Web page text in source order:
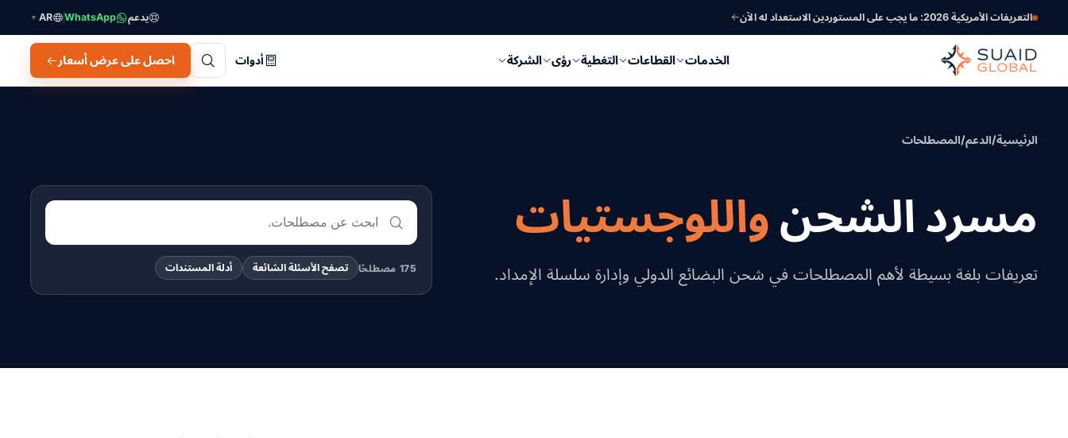
التعريفات الأمريكية 2026: ما يجب على المستوردين الاستعداد له الآن يدعم WhatsApp
AR
▼
الخدمات القطاعات التغطية رؤى الشركة أدوات احصل على عرض أسعار
الرئيسية/الدعم/المصطلحات
مسرد الشحن واللوجستيات
تعريفات بلغة بسيطة لأهم المصطلحات في شحن البضائع الدولي وإدارة سلسلة الإمداد. 175 مصطلحًا تصفح الأسئلة الشائعة أدلة المستندات